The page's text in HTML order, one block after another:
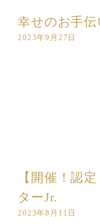
幸せのお手伝
2023年9月27日
【開催！認
ターJr.
2023年8月11日